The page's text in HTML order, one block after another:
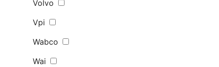
Volvo
Vpi
Wabco
Wai